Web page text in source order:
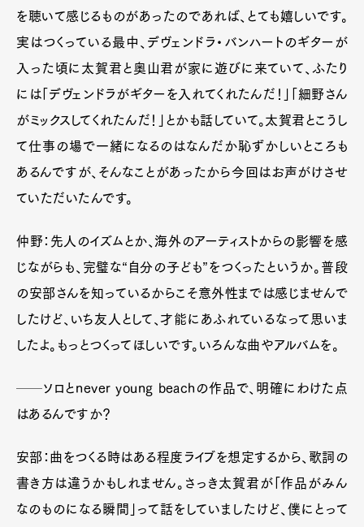
を聴いて感じるものがあったのであれば、とても嬉しいです。
実はつくっている最中、デヴェンドラ・バンハートのギターが
入った頃に太賀君と奥山君が家に遊びに来ていて、ふたり
には「デヴェンドラがギターを入れてくれたんだ！」「細野さん
がミックスしてくれたんだ！」とかも話していて。太賀君とこうし
て仕事の場で一緒になるのはなんだか恥ずかしいところも
あるんですが、そんなことがあったから今回はお声がけさせ
ていただいたんです。
仲野：先人のイズムとか、海外のアーティストからの影響を感
じながらも、完璧な“自分の子ども”をつくったというか。普段
の安部さんを知っているからこそ意外性までは感じませんで
したけど、いち友人として、才能にあふれているなって思いま
したよ。もっとつくってほしいです。いろんな曲やアルバムを。
──ソロとnever young beachの作品で、明確にわけた点
はあるんですか？
安部：曲をつくる時はある程度ライブを想定するから、歌詞の
書き方は違うかもしれません。さっき太賀君が「作品がみん
なのものになる瞬間」って話をしていましたけど、僕にとって